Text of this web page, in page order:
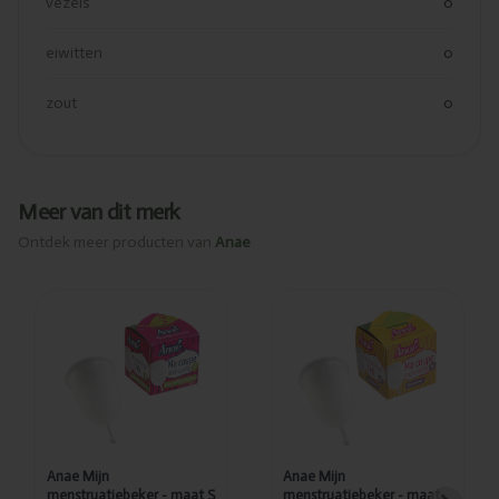
eiwitten 0
zout 0
Meer van dit merk
Ontdek meer producten van Anae
Toegevoegd
Anae Mijn
menstruatiebeker -
Anae Mijn
menstruatiebeker - maat S
Toegevoegd
Anae Mijn
menstruatiebeker -
Anae Mijn
menstruatiebeker - maat